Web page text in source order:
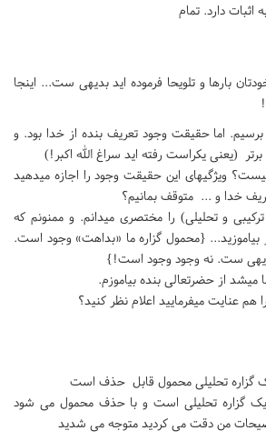
دارد. تمام
بارها و تلویحا فرموده اید بدیهی ست... اینجا
اما حقیقت وجود تعریف بنده از خدا بود. و
(یعنی یکراست رفته اید سراغ الله اکبر!)
ویژگیهای این حقیقت وجود را اجازه میدهید
خدا و ... متوقف بمانیم؟
و تحلیلی) را مختصری میدانم. و ممنونم که
بیاموزید... {محمول گزاره ما «بداهت» وجود است.
ست. نه وجود وجود است!}
میشد از حضرتعالی بنده بیاموزم.
عنایت میفرمایید اعلام نظر کنید؟
گزاره تحلیلی محمول قابل حذف است
گزاره تحلیلی است و با حذف محمول می شود
من دقت می کردید متوجه می شدید